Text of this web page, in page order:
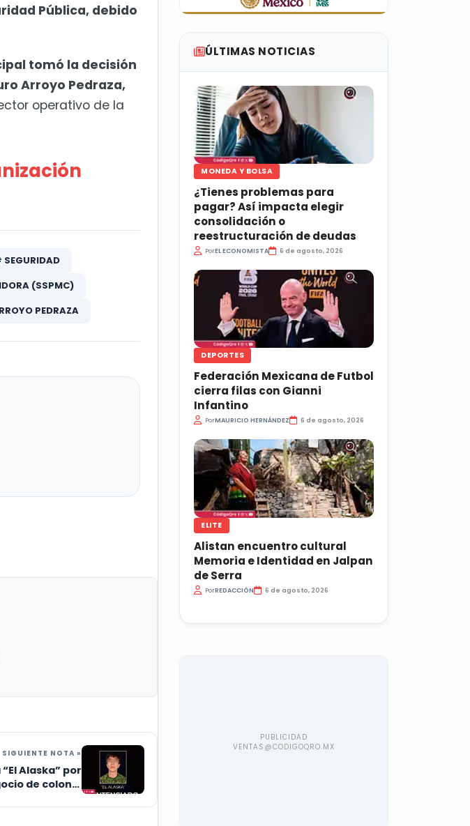
Pública, debido
tomó la decisión
Arroyo Pedraza,
operativo de la
(SSPMC)
PEDRAZA
SIGUIENTE NOTA »
Alaska” por
de colonia
ÚLTIMAS NOTICIAS
MONEDA Y BOLSA
¿Tienes problemas para
pagar? Así impacta elegir
consolidación o
reestructuración de deudas
PorEL ECONOMISTA 6 de agosto, 2026
DEPORTES
Federación Mexicana de Futbol
cierra filas con Gianni
Infantino
PorMAURICIO HERNÁNDEZ 6 de agosto, 2026
ELITE
Alistan encuentro cultural
Memoria e Identidad en Jalpan
de Serra
PorREDACCIÓN 6 de agosto, 2026